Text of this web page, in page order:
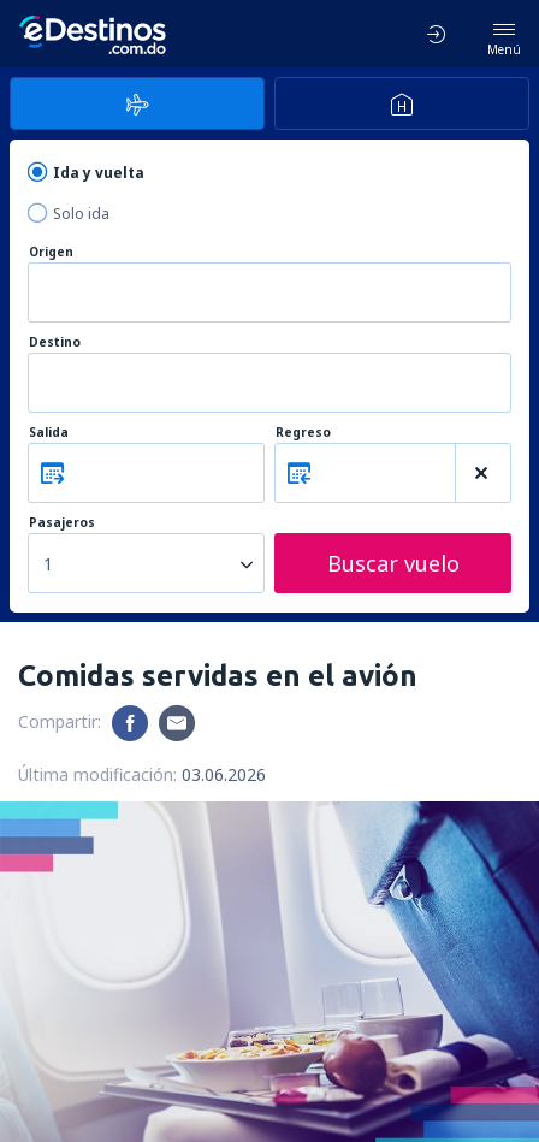
Menú
Ida y vuelta
Solo ida
Origen
Destino
Salida Regreso
Pasajeros
1 Buscar vuelo
Comidas servidas en el avión
Compartir:
Última modificación: 03.06.2026